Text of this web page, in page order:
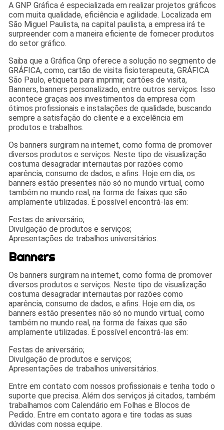
A GNP Gráfica é especializada em realizar projetos gráficos
com muita qualidade, eficiência e agilidade. Localizada em
São Miguel Paulista, na capital paulista, a empresa irá te
surpreender com a maneira eficiente de fornecer produtos
do setor gráfico.
Saiba que a Gráfica Gnp oferece a solução no segmento de
GRÁFICA, como, cartão de visita fisioterapeuta, GRÁFICA
São Paulo, etiqueta para imprimir, cartões de visita,
Banners, banners personalizado, entre outros serviços. Isso
acontece graças aos investimentos da empresa com
ótimos profissionais e instalações de qualidade, buscando
sempre a satisfação do cliente e a excelência em
produtos e trabalhos.
Os banners surgiram na internet, como forma de promover
diversos produtos e serviços. Neste tipo de visualização
costuma desagradar internautas por razões como
aparência, consumo de dados, e afins. Hoje em dia, os
banners estão presentes não só no mundo virtual, como
também no mundo real, na forma de faixas que são
amplamente utilizadas. É possível encontrá-las em:
Festas de aniversário;
Divulgação de produtos e serviços;
Apresentações de trabalhos universitários.
Banners
Os banners surgiram na internet, como forma de promover
diversos produtos e serviços. Neste tipo de visualização
costuma desagradar internautas por razões como
aparência, consumo de dados, e afins. Hoje em dia, os
banners estão presentes não só no mundo virtual, como
também no mundo real, na forma de faixas que são
amplamente utilizadas. É possível encontrá-las em:
Festas de aniversário;
Divulgação de produtos e serviços;
Apresentações de trabalhos universitários.
Entre em contato com nossos profissionais e tenha todo o
suporte que precisa. Além dos serviços já citados, também
trabalhamos com Calendário em Folhas e Blocos de
Pedido. Entre em contato agora e tire todas as suas
dúvidas com nossa equipe.